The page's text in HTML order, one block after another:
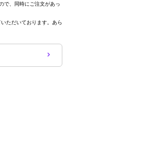
で、同時にご注文があっ
ただいております。あら